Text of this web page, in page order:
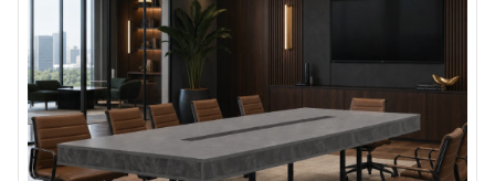
KKT, MDV, DS, UK, BSS, AGM, DB, GK, Белый гладкий
Длина ножек:634 мм
Кромка:ПВХ